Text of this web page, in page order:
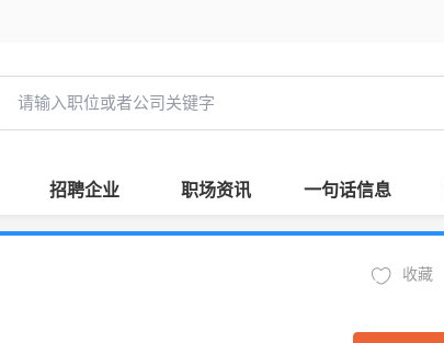
招聘企业 职场资讯 一句话信息
收藏